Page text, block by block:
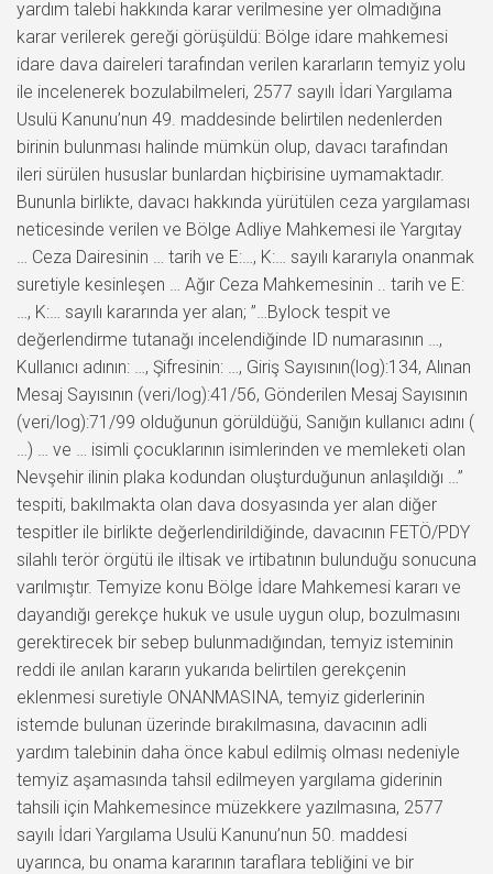
yardım talebi hakkında karar verilmesine yer olmadığına
karar verilerek gereği görüşüldü: Bölge idare mahkemesi
idare dava daireleri tarafından verilen kararların temyiz yolu
ile incelenerek bozulabilmeleri, 2577 sayılı İdari Yargılama
Usulü Kanunu’nun 49. maddesinde belirtilen nedenlerden
birinin bulunması halinde mümkün olup, davacı tarafından
ileri sürülen hususlar bunlardan hiçbirisine uymamaktadır.
Bununla birlikte, davacı hakkında yürütülen ceza yargılaması
neticesinde verilen ve Bölge Adliye Mahkemesi ile Yargıtay
… Ceza Dairesinin … tarih ve E:…, K:… sayılı kararıyla onanmak
suretiyle kesinleşen … Ağır Ceza Mahkemesinin .. tarih ve E:
…, K:… sayılı kararında yer alan; ”…Bylock tespit ve
değerlendirme tutanağı incelendiğinde ID numarasının …,
Kullanıcı adının: …, Şifresinin: …, Giriş Sayısının(log):134, Alınan
Mesaj Sayısının (veri/log):41/56, Gönderilen Mesaj Sayısının
(veri/log):71/99 olduğunun görüldüğü, Sanığın kullanıcı adını (
…) … ve … isimli çocuklarının isimlerinden ve memleketi olan
Nevşehir ilinin plaka kodundan oluşturduğunun anlaşıldığı …”
tespiti, bakılmakta olan dava dosyasında yer alan diğer
tespitler ile birlikte değerlendirildiğinde, davacının FETÖ/PDY
silahlı terör örgütü ile iltisak ve irtibatının bulunduğu sonucuna
varılmıştır. Temyize konu Bölge İdare Mahkemesi kararı ve
dayandığı gerekçe hukuk ve usule uygun olup, bozulmasını
gerektirecek bir sebep bulunmadığından, temyiz isteminin
reddi ile anılan kararın yukarıda belirtilen gerekçenin
eklenmesi suretiyle ONANMASINA, temyiz giderlerinin
istemde bulunan üzerinde bırakılmasına, davacının adli
yardım talebinin daha önce kabul edilmiş olması nedeniyle
temyiz aşamasında tahsil edilmeyen yargılama giderinin
tahsili için Mahkemesince müzekkere yazılmasına, 2577
sayılı İdari Yargılama Usulü Kanunu’nun 50. maddesi
uyarınca, bu onama kararının taraflara tebliğini ve bir